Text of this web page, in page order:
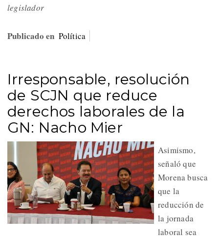
legislador
Publicado en Política
Irresponsable, resolución
de SCJN que reduce
derechos laborales de la
GN: Nacho Mier
Asimismo,
señaló que
Morena busca
que la
reducción de
la jornada
laboral sea